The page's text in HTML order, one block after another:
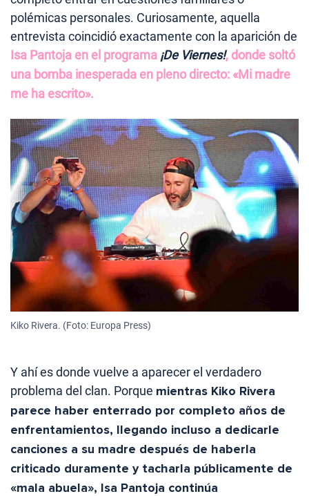
polémicas personales. Curiosamente, aquella
entrevista coincidió exactamente con la aparición de
Isa Pantoja en el programa ¡De Viernes!, donde soltó
una bomba inesperada en pleno directo: «Mi madre
me ha escrito».
Kiko Rivera. (Foto: Europa Press)
Y ahí es donde vuelve a aparecer el verdadero
problema del clan. Porque mientras Kiko Rivera
parece haber enterrado por completo años de
enfrentamientos, llegando incluso a dedicarle
canciones a su madre después de haberla
criticado duramente y tacharla públicamente de
«mala abuela», Isa Pantoja continúa